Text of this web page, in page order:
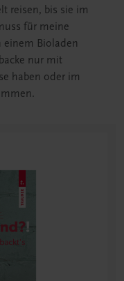
reisen, bis sie im
für meine
einem Bioladen
nur mit
haben oder im